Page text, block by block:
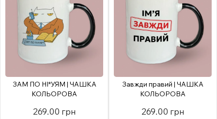
ЗАМ ПО НІ*УЯМ | ЧАШКА
КОЛЬОРОВА
269.00 грн
Завжди правий | ЧАШКА
КОЛЬОРОВА
269.00 грн